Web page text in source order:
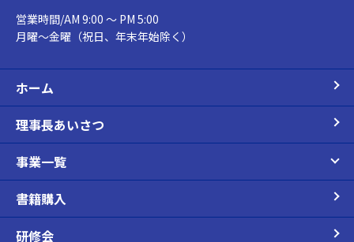
営業時間/AM 9:00 ～ PM 5:00
月曜～金曜（祝日、年末年始除く）
ホーム
理事長あいさつ
事業一覧
書籍購入
研修会